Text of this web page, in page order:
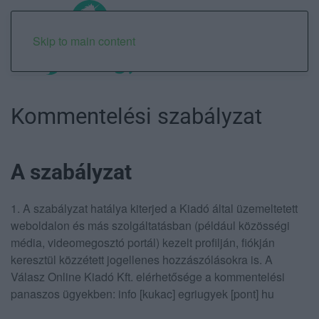
Skip to main content
Kommentelési szabályzat
A szabályzat
1. A szabályzat hatálya kiterjed a Kiadó által üzemeltetett
weboldalon és más szolgáltatásban (például közösségi
média, videomegosztó portál) kezelt profilján, fiókján
keresztül közzétett jogellenes hozzászólásokra is. A
Válasz Online Kiadó Kft. elérhetősége a kommentelési
panaszos ügyekben: info [kukac] egriugyek [pont] hu